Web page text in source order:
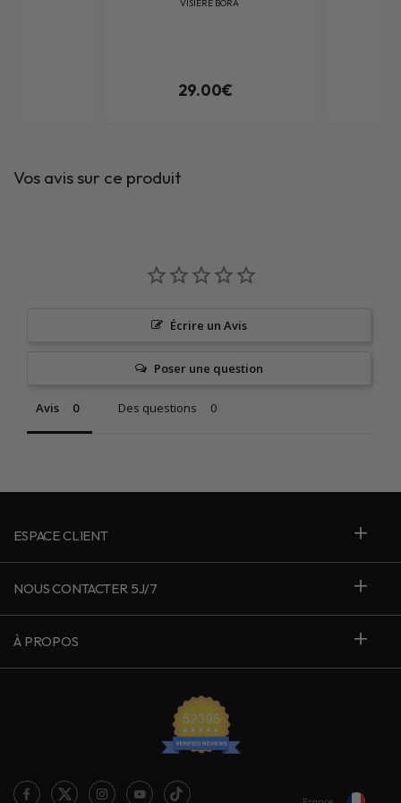
VISIERE BORA
29.00€
Vos avis sur ce produit
Écrire un Avis
Poser une question
Avis Des questions
ESPACE CLIENT
NOUS CONTACTER 5J/7
À PROPOS